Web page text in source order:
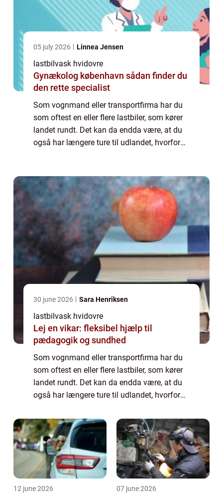
05 july 2026 Linnea Jensen
lastbilvask hvidovre
Gynækolog københavn sådan finder du
den rette specialist
Som vognmand eller transportfirma har du
som oftest en eller flere lastbiler, som kører
landet rundt. Det kan da endda være, at du
også har længere ture til udlandet, hvorfor
30 june 2026 Sara Henriksen
lastbilvask hvidovre
Lej en vikar: fleksibel hjælp til
pædagogik og sundhed
Som vognmand eller transportfirma har du
som oftest en eller flere lastbiler, som kører
landet rundt. Det kan da endda være, at du
også har længere ture til udlandet, hvorfor
Det er derfor også helt naturlig...
12 june 2026 07 june 2026